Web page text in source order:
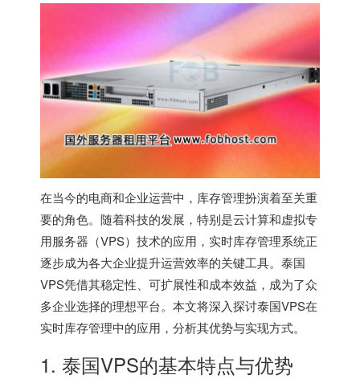
在当今的电商和企业运营中，库存管理扮演着至关重
要的角色。随着科技的发展，特别是云计算和虚拟专
用服务器（VPS）技术的应用，实时库存管理系统正
逐步成为各大企业提升运营效率的关键工具。泰国
VPS凭借其稳定性、可扩展性和成本效益，成为了众
多企业选择的理想平台。本文将深入探讨泰国VPS在
实时库存管理中的应用，分析其优势与实现方式。
1. 泰国VPS的基本特点与优势